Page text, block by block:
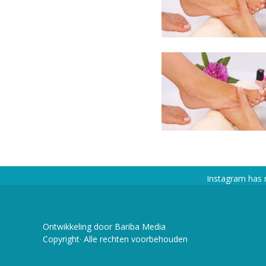
Instagram has
Ontwikkeling door Bariba Media
Copyright· Alle rechten voorbehouden